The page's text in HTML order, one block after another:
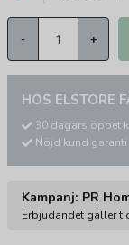
- +
HOS ELSTORE
30 dagars öppet
Nöjd kund garanti
Kampanj: PR
Erbjudandet gäller